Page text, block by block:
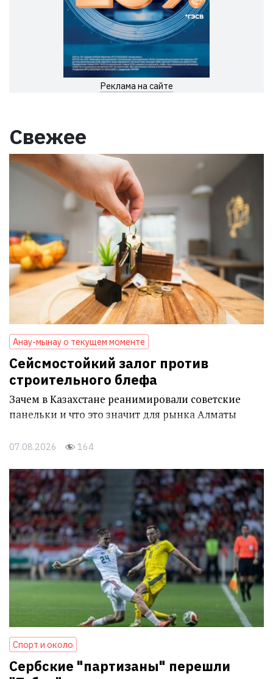
Реклама на сайте
Свежее
Анау-мынау о текущем моменте
Сейсмостойкий залог против
строительного блефа
Зачем в Казахстане реанимировали советские
панельки и что это значит для рынка Алматы
07.08.2026 164
Спорт и около
Сербские "партизаны" перешли